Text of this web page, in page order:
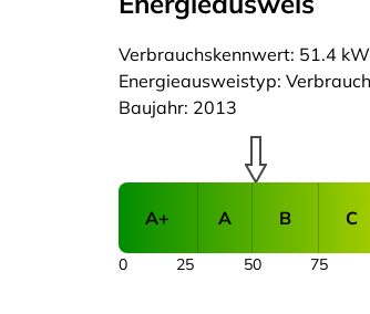
Verbrauchskennwert: 51.4
Energieausweistyp:
Baujahr: 2013
A+ A B C
25 50 75
0